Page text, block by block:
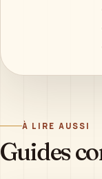
À LIRE AUSSI
Guides